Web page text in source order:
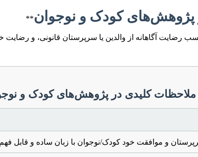
**
رضایت آگاهانه از والدین یا سرپرستان قانونی، و
و موافقت خود کودک/نوجوان با زبان ساده و قابل